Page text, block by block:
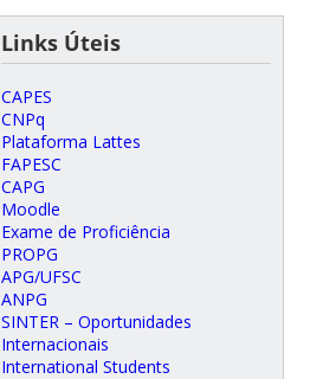
Links Úteis
CAPES
CNPq
Plataforma Lattes
FAPESC
CAPG
Moodle
Exame de Proficiência
PROPG
APG/UFSC
ANPG
SINTER – Oportunidades
Internacionais
International Students